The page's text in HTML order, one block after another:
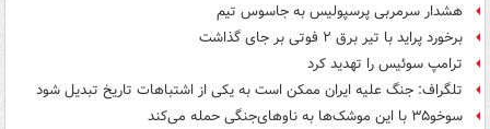
هشدار سرمربی پرسپولیس به جاسوس تیم
برخورد پراید با تیر برق ۲ فوتی بر جای گذاشت
ترامپ سوئیس را تهدید کرد
تلگراف: جنگ علیه ایران ممکن است به یکی از اشتباهات تاریخ تبدیل شود
سوخو۳۵ با این موشک‌ها به ناوهای‌جنگی حمله می‌کند